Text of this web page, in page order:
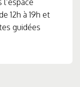
12h à 19h et
guidées